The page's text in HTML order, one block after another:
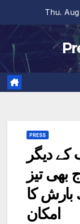
content
Thu.
PRESS
دیگر
تیز
بارش کا
امکان